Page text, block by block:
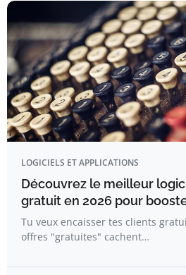
LOGICIELS ET APPLICATIONS
Découvrez le meilleur
gratuit en 2026 pour
Tu veux encaisser tes clients
offres "gratuites" cachent…